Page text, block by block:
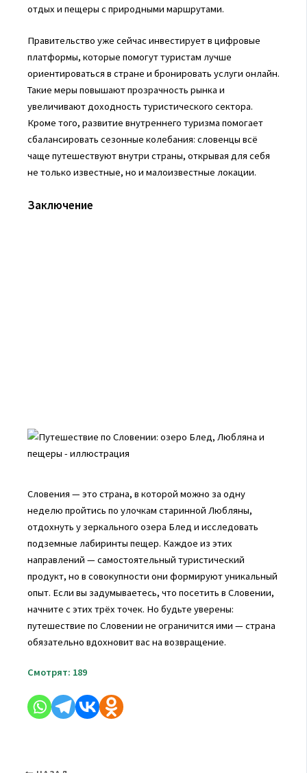
отдых и пещеры с природными маршрутами.
Правительство уже сейчас инвестирует в цифровые
платформы, которые помогут туристам лучше
ориентироваться в стране и бронировать услуги онлайн.
Такие меры повышают прозрачность рынка и
увеличивают доходность туристического сектора.
Кроме того, развитие внутреннего туризма помогает
сбалансировать сезонные колебания: словенцы всё
чаще путешествуют внутри страны, открывая для себя
не только известные, но и малоизвестные локации.
Заключение
Словения — это страна, в которой можно за одну
неделю пройтись по улочкам старинной Любляны,
отдохнуть у зеркального озера Блед и исследовать
подземные лабиринты пещер. Каждое из этих
направлений — самостоятельный туристический
продукт, но в совокупности они формируют уникальный
опыт. Если вы задумываетесь, что посетить в Словении,
начните с этих трёх точек. Но будьте уверены:
путешествие по Словении не ограничится ими — страна
обязательно вдохновит вас на возвращение.
Смотрят: 189